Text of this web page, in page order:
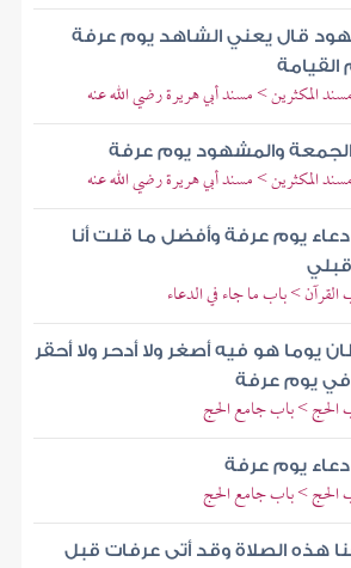
قال يعني الشاهد يوم عرفة
القيامة
المكثرين > مسند أبي هريرة رضي الله عنه
والمشهود يوم عرفة
المكثرين > مسند أبي هريرة رضي الله عنه
يوم عرفة وأفضل ما قلت أنا
قبلي
> باب ما جاء في الدعاء
يوما هو فيه أصغر ولا أدحر ولا أحقر
في يوم عرفة
الحج > باب جامع الحج
يوم عرفة
الحج > باب جامع الحج
هذه الصلاة وقد أتى عرفات قبل